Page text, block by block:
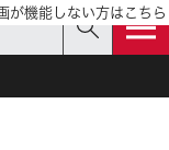
が機能しない方はこちら